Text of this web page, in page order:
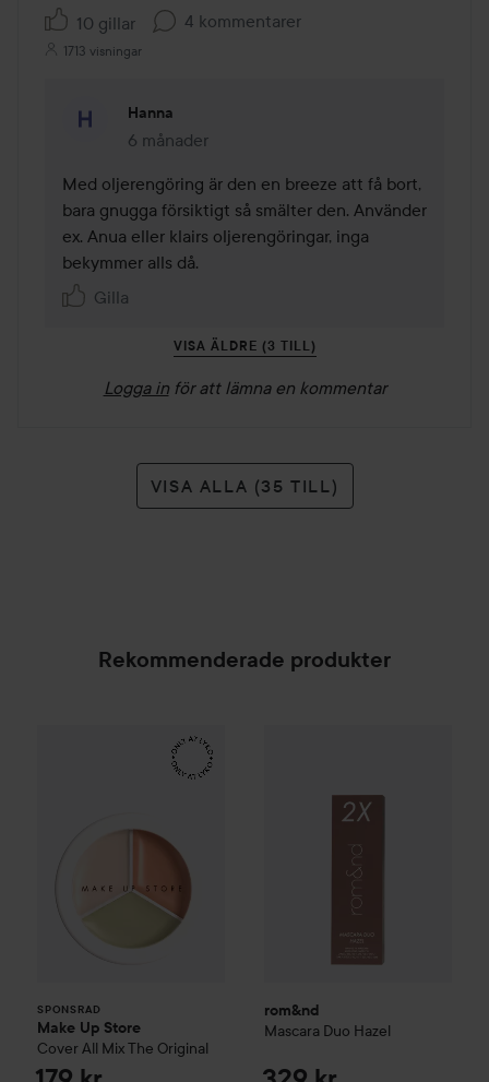
10 gillar 4 kommentarer
1713 visningar
Hanna
6 månader
Kommentaren lades 6 månader
Med oljerengöring är den en breeze att få bort,
bara gnugga försiktigt så smälter den. Använder
ex. Anua eller klairs oljerengöringar, inga
bekymmer alls då.
Gilla
VISA ÄLDRE (3 TILL)
Logga in för att lämna en kommentar
VISA ALLA (35 TILL)
Rekommenderade produkter
SPONSRAD
Make Up Store
Cover All MixThe Original
Make Up Store
rom&nd
Mascara Duo Hazel